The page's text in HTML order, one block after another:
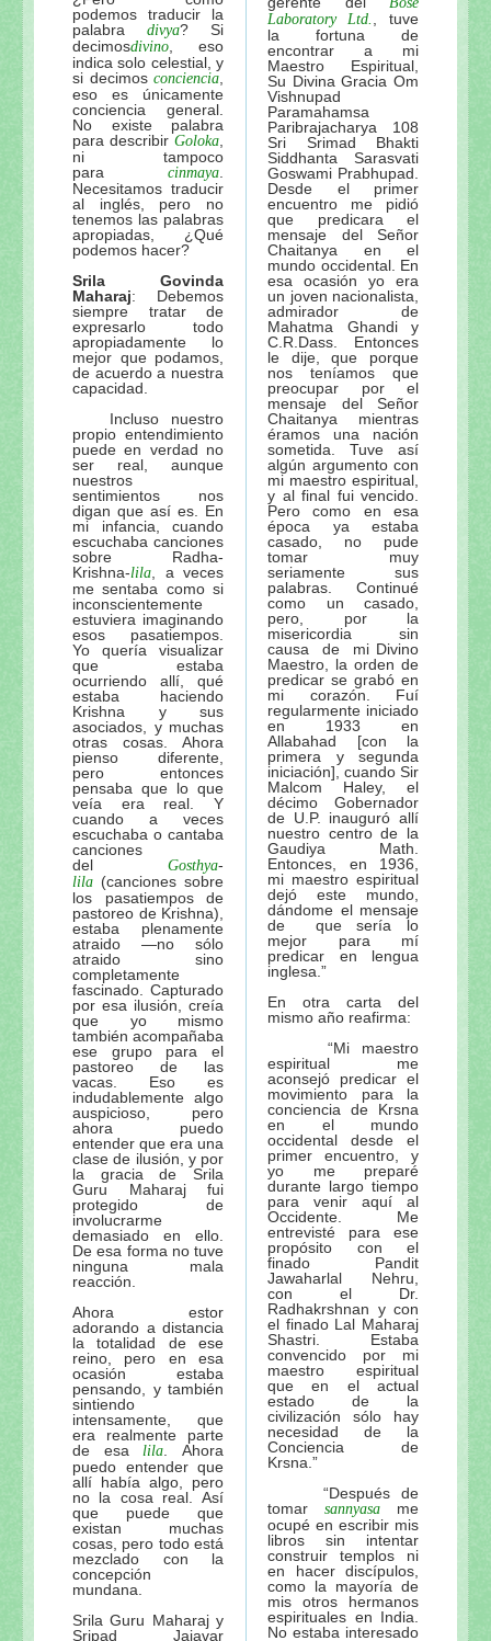
podemos traducir la
palabra divya? Si
decimosdivino , eso
indica solo celestial, y
si decimos conciencia
eso es únicamente
conciencia general.
No existe palabra
para describir Goloka
ni tampoco
para cinmaya
Necesitamos traducir
al inglés, pero no
tenemos las palabras
apropiadas, ¿Qué
podemos hacer?
Srila Govinda
Maharaj: Debemos
siempre tratar de
expresarlo todo
apropiadamente lo
mejor que podamos,
de acuerdo a nuestra
capacidad.
Incluso nuestro
propio entendimiento
puede en verdad no
ser real, aunque
nuestros
sentimientos nos
digan que así es. En
mi infancia, cuando
escuchaba canciones
sobre Radha-
Krishna-lila , a veces
me sentaba como si
inconscientemente
estuviera imaginando
esos pasatiempos.
Yo quería visualizar
que estaba
ocurriendo allí, qué
estaba haciendo
Krishna y sus
asociados, y muchas
otras cosas. Ahora
pienso diferente,
pero entonces
pensaba que lo que
veía era real. Y
cuando a veces
escuchaba o cantaba
canciones
del Gosthya-
lila (canciones sobre
los pasatiempos de
pastoreo de Krishna),
estaba plenamente
atraido —no sólo
atraido sino
completamente
fascinado. Capturado
por esa ilusión, creía
que yo mismo
también acompañaba
ese grupo para el
pastoreo de las
vacas. Eso es
indudablemente algo
auspicioso, pero
ahora puedo
entender que era una
clase de ilusión, y por
la gracia de Srila
Guru Maharaj fui
protegido de
involucrarme
demasiado en ello.
De esa forma no tuve
ninguna mala
reacción.
Ahora estor
adorando a distancia
la totalidad de ese
reino, pero en esa
ocasión estaba
pensando, y también
sintiendo
intensamente, que
era realmente parte
de esa lila . Ahora
puedo entender que
allí había algo, pero
no la cosa real. Así
que puede que
existan muchas
cosas, pero todo está
mezclado con la
concepción
mundana.
Srila Guru Maharaj y
Sripad Jajavar
Laboratory Ltd.
, tuve
la fortuna de
encontrar a mi
Maestro Espiritual,
Su Divina Gracia Om
Vishnupad
Paramahamsa
Paribrajacharya 108
Sri Srimad Bhakti
Siddhanta Sarasvati
Goswami Prabhupad.
Desde el primer
encuentro me pidió
que predicara el
mensaje del Señor
Chaitanya en el
mundo occidental. En
esa ocasión yo era
un joven nacionalista,
admirador de
Mahatma Ghandi y
C.R.Dass. Entonces
le dije, que porque
nos teníamos que
preocupar por el
mensaje del Señor
Chaitanya mientras
éramos una nación
sometida. Tuve así
algún argumento con
mi maestro espiritual,
y al final fui vencido.
Pero como en esa
época ya estaba
casado, no pude
tomar muy
seriamente sus
palabras. Continué
como un casado,
pero, por la
misericordia sin
causa de mi Divino
Maestro, la orden de
predicar se grabó en
mi corazón. Fuí
regularmente iniciado
en 1933 en
Allabahad [con la
primera y segunda
iniciación], cuando Sir
Malcom Haley, el
décimo Gobernador
de U.P. inauguró allí
nuestro centro de la
Gaudiya Math.
Entonces, en 1936,
mi maestro espiritual
dejó este mundo,
dándome el mensaje
de que sería lo
mejor para mí
predicar en lengua
inglesa.”
En otra carta del
mismo año reafirma:
“Mi maestro
espiritual me
aconsejó predicar el
movimiento para la
conciencia de Krsna
en el mundo
occidental desde el
primer encuentro, y
yo me preparé
durante largo tiempo
para venir aquí al
Occidente. Me
entrevisté para ese
propósito con el
finado Pandit
Jawaharlal Nehru,
con el Dr.
Radhakrshnan y con
el finado Lal Maharaj
Shastri. Estaba
convencido por mi
maestro espiritual
que en el actual
estado de la
civilización sólo hay
necesidad de la
Conciencia de
Krsna.”
“Después de
tomar sannyasa me
ocupé en escribir mis
libros sin intentar
construir templos ni
en hacer discípulos,
como la mayoría de
mis otros hermanos
espirituales en India.
No estaba interesado